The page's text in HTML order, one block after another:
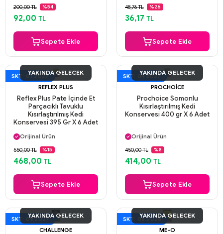
Güvenli Ödeme
Aynı Gün Kargo
200,00 TL %54
92,00 TL
Sepete Ekle
Güvenli Ödeme
Aynı Gün Kargo
48,76 TL %26
36,17 TL
Sepete Ekle
SKT: 01.2027
YAKINDA GELECEK
REFLEX PLUS
Reflex Plus Pate İçinde Et
Parçacıklı Tavuklu
Kısırlaştırılmış Kedi
Konservesi 395 Gr X 6 Adet
Aynı Gün Kargo
Orijinal Ürün
Güvenli Ödeme
Aynı Gün Kargo
550,00 TL %15
468,00 TL
Sepete Ekle
SKT: 09.2027
YAKINDA GELECEK
PROCHOICE
Prochoice Somonlu
Kısırlaştırılmış Kedi
Konservesi 400 gr X 6 Adet
Orijinal Ürün
Güvenli Ödeme
Aynı Gün Kargo
450,00 TL %8
414,00 TL
Sepete Ekle
SKT: 09.2027
YAKINDA GELECEK
CHALLENGE
SKT: 08.2026
YAKINDA GELECEK
ME-O